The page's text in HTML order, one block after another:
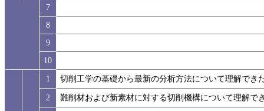
7
8
9
10
1
切削工学の基礎から最新の分析方法について理解でき
2
難削材および新素材に対する切削機構について理解で